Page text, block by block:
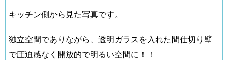
キッチン側から見た写真です。
独立空間でありながら、透明ガラスを入れた間仕切り壁
で圧迫感なく開放的で明るい空間に！！